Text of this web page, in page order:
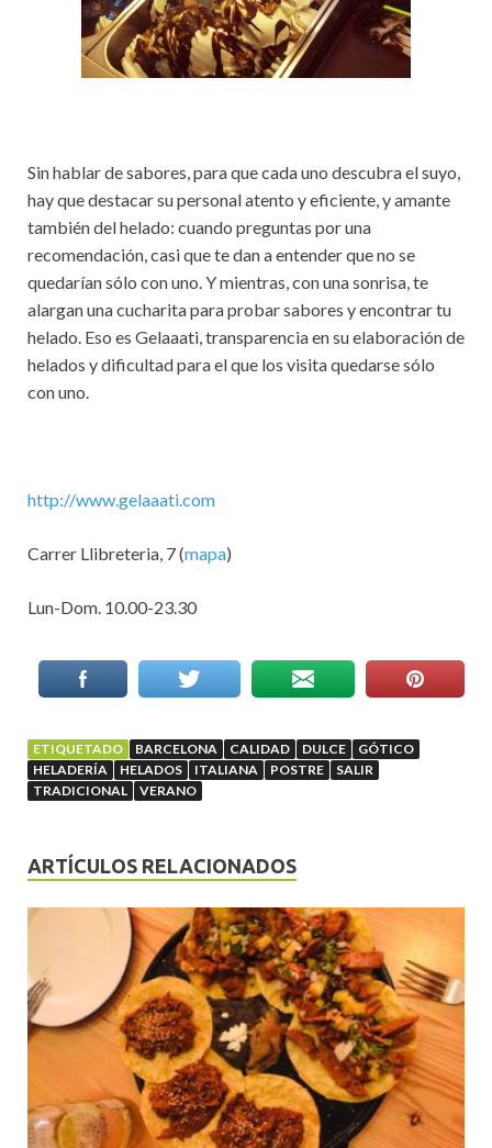
Sin hablar de sabores, para que cada uno descubra el suyo,
hay que destacar su personal atento y eficiente, y amante
también del helado: cuando preguntas por una
recomendación, casi que te dan a entender que no se
quedarían sólo con uno. Y mientras, con una sonrisa, te
alargan una cucharita para probar sabores y encontrar tu
helado. Eso es Gelaaati, transparencia en su elaboración de
helados y dificultad para el que los visita quedarse sólo
con uno.
http://www.gelaaati.com
Carrer Llibreteria, 7 (mapa)
Lun-Dom. 10.00-23.30
ETIQUETADO BARCELONA CALIDAD DULCE
GÓTICO
HELADERÍA
HELADOS ITALIANA POSTRE
SALIR
TRADICIONAL
VERANO
ARTÍCULOS RELACIONADOS